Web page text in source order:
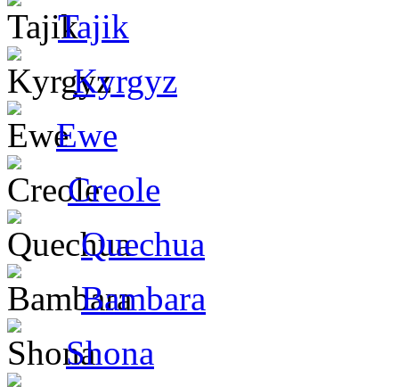
Tajik
Kyrgyz
Ewe
Creole
Quechua
Bambara
Shona